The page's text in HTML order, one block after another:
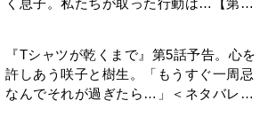
明日の『風、薫る』あらすじ。りん、直
少しずつ理解を示し始める＜ネタバレあ
り＞
【もうムリ！ご近所姑】勝手に自宅の庭